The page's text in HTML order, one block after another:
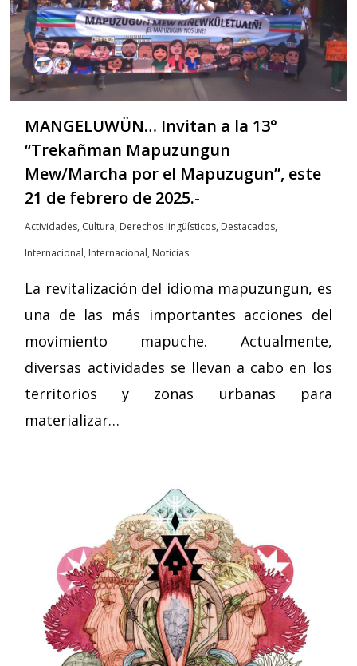
MANGELUWÜN… Invitan a la 13°
“Trekañman Mapuzungun
Mew/Marcha por el Mapuzugun”, este
21 de febrero de 2025.-
Actividades, Cultura, Derechos lingüísticos, Destacados,
Internacional, Internacional, Noticias
La revitalización del idioma mapuzungun, es
una de las más importantes acciones del
movimiento mapuche. Actualmente,
diversas actividades se llevan a cabo en los
territorios y zonas urbanas para
materializar…